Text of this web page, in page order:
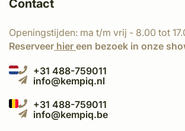
Contact
Openingstijden: ma t/m vrij - 8.00 tot
Reserveer hier een bezoek in onze
+31 488-759011
info@kempiq.nl
+31 488-759011
info@kempiq.be